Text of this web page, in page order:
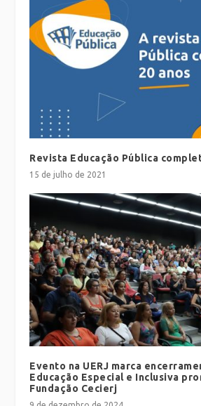
Revista Educação Pública
15 de julho de 2021
Evento na UERJ marca
Educação Especial e Inclusiva
Fundação Cecierj